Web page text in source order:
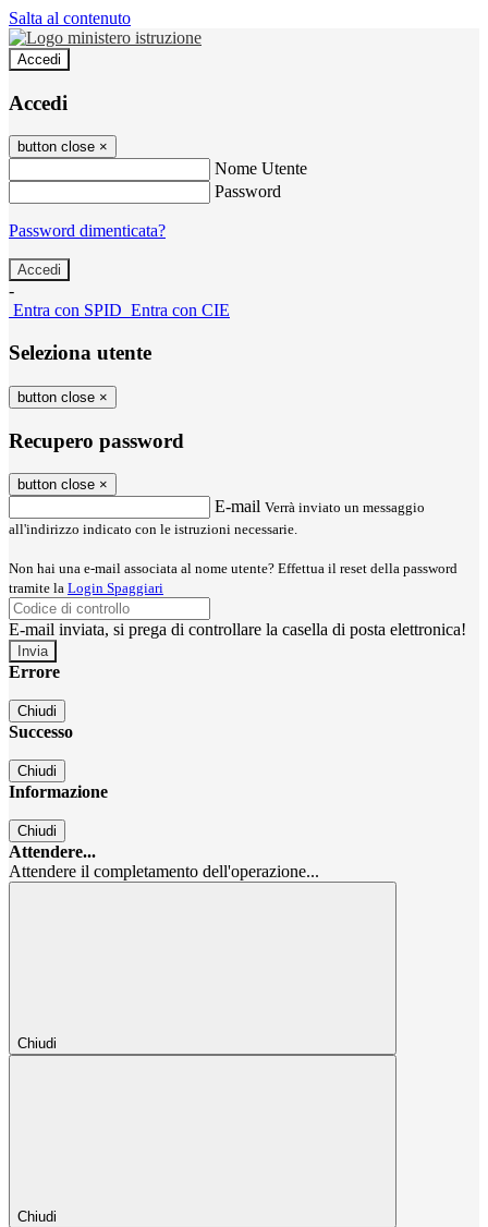
Salta al contenuto
Accedi
Accedi
button close ×
Nome Utente
Password
Password dimenticata?
-
Entra con SPID Entra con CIE
Seleziona utente
button close ×
Recupero password
button close ×
E-mail Verrà inviato un messaggio
all'indirizzo indicato con le istruzioni necessarie.
Non hai una e-mail associata al nome utente? Effettua il reset della password
tramite la Login Spaggiari
E-mail inviata, si prega di controllare la casella di posta elettronica!
Errore
Chiudi
Successo
Chiudi
Informazione
Chiudi
Attendere...
Attendere il completamento dell'operazione...
Chiudi
Chiudi